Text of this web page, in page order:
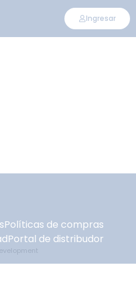
Ingresar
Políticas de compras
Portal de distribudor